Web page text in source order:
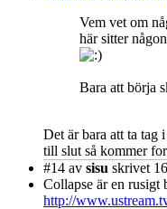
Vem vet om
här sitter
Bara att börja
Det är bara att ta tag
till slut så kommer
#14 av sisu skrivet
Collapse är en rusigt
http://